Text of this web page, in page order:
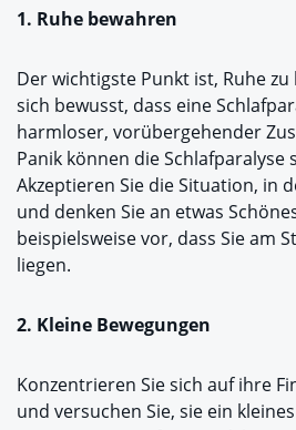
1. Ruhe bewahren
Der wichtigste Punkt ist, Ruhe zu
sich bewusst, dass eine
harmloser, vorübergehender
Panik können die
Akzeptieren Sie die Situation, in
und denken Sie an etwas
beispielsweise vor, dass Sie am
liegen.
2. Kleine Bewegungen
Konzentrieren Sie sich auf ihre
und versuchen Sie, sie ein